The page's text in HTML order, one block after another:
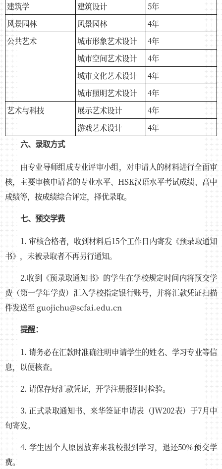
建筑学
建筑设计
5年
风景园林
风景园林
4年
公共艺术
城市形象艺术设计
4年
城市空间艺术设计
4年
城市文化艺术设计
4年
城市照明艺术设计
4年
艺术与科技
展示艺术设计
4年
游戏艺术设计
4年
六、录取方式
由专业导师组成专业评审小组，对申请人的材料进行全面审
核，主要审核申请者的专业水平、HSK汉语水平考试成绩、高中
成绩等，按成绩综合评定，择优录取。
七、预交学费
1. 审核合格者，收到材料后15个工作日内寄发《预录取通知
书》，未被录取者不再另行通知。
2.收到《预录取通知书》的学生在学校规定时间内将预交学
费（第一学年学费）汇入学校指定银行账号，并将汇款凭证扫描
件发送至 guojichu@scfai.edu.cn
提醒：
1. 请务必在汇款时准确注明申请学生的姓名、学习专业等信
息，以便核查。
2. 请保存好汇款凭证，开学注册报到时检验。
3. 正式录取通知书、来华签证申请表（JW202表）于7月中
旬寄发。
4. 学生因个人原因放弃来我校报到学习，退还50%预交学
费。